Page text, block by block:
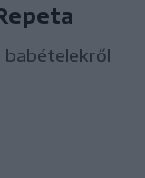
babételekről